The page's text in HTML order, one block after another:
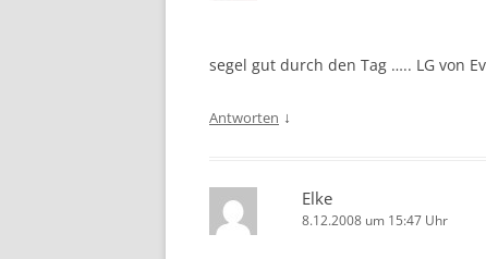
segel gut durch den Tag ….. LG von
Antworten ↓
Elke
8.12.2008 um 15:47 Uhr